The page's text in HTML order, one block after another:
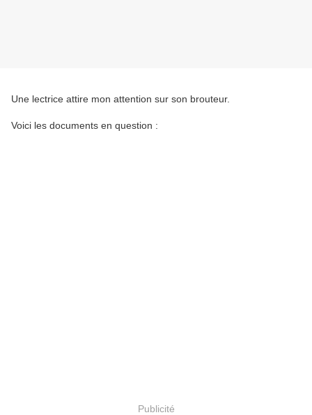
Une lectrice attire mon attention sur son brouteur.
Voici les documents en question :
Publicité